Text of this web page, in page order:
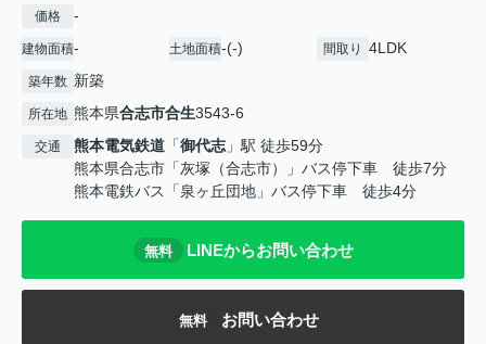
価格 -
建物面積- 土地面積-(-) 間取り 4LDK
築年数 新築
所在地 熊本県合志市合生3543-6
交通 熊本電気鉄道 「御代志」駅 徒歩59分
熊本県合志市「灰塚（合志市）」バス停下車 徒歩7分
熊本電鉄バス「泉ヶ丘団地」バス停下車 徒歩4分
無料 LINEからお問い合わせ
無料 お問い合わせ